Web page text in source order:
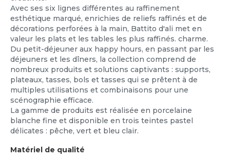
Avec ses six lignes différentes au raffinement
esthétique marqué, enrichies de reliefs raffinés et de
décorations perforées à la main, Battito d'ali met en
valeur les plats et les tables les plus raffinés. charme.
Du petit-déjeuner aux happy hours, en passant par les
déjeuners et les dîners, la collection comprend de
nombreux produits et solutions captivants : supports,
plateaux, tasses, bols et tasses qui se prêtent à de
multiples utilisations et combinaisons pour une
scénographie efficace.
La gamme de produits est réalisée en porcelaine
blanche fine et disponible en trois teintes pastel
délicates : pêche, vert et bleu clair.
Matériel de qualité